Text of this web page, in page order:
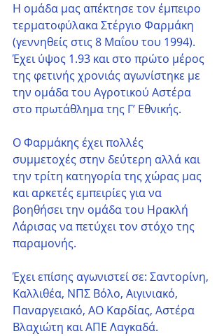
Η ομάδα μας απέκτησε τον έμπειρο
τερματοφύλακα Στέργιο Φαρμάκη
(γεννηθείς στις 8 Μαΐου του 1994).
Έχει ύψος 1.93 και στο πρώτο μέρος
της φετινής χρονιάς αγωνίστηκε με
την ομάδα του Αγροτικού Αστέρα
στο πρωτάθλημα της Γ’ Εθνικής.
Ο Φαρμάκης έχει πολλές
συμμετοχές στην δεύτερη αλλά και
την τρίτη κατηγορία της χώρας μας
και αρκετές εμπειρίες για να
βοηθήσει την ομάδα του Ηρακλή
Λάρισας να πετύχει τον στόχο της
παραμονής.
Έχει επίσης αγωνιστεί σε: Σαντορίνη,
Καλλιθέα, ΝΠΣ Βόλο, Αιγινιακό,
Παναργειακό, ΑΟ Καρδίας, Αστέρα
Βλαχιώτη και ΑΠΕ Λαγκαδά.